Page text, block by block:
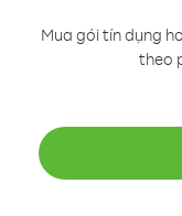
Mua gói tín dụng
theo